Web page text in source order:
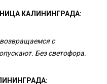
КАЛИНИНГРАДА:
с
Без светофора.